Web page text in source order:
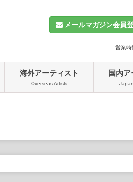
メールマガジン会員
営業時
海外アーティスト
Overseas Artists
国内ア